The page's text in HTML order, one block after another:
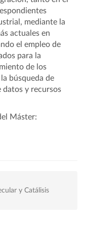
mediante la
actuales en
el empleo de
para la
de los
búsqueda de
datos y recursos
Máster:
y Catálisis